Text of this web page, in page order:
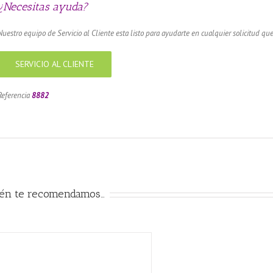
ayuda?
equipo de Servicio al Cliente esta listo para ayudarte en cualquier solicitud
SERVICIO AL CLIENTE
8882
te recomendamos…